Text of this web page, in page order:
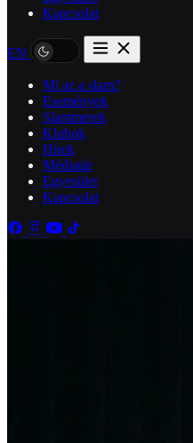
Kapcsolat
EN
Mi az a slam?
Események
Slammerek
Klubok
Hírek
Médiatár
Egyesület
Kapcsolat